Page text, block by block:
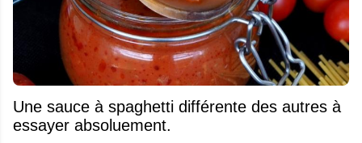
Une sauce à spaghetti différente des autres à
essayer absoluement.